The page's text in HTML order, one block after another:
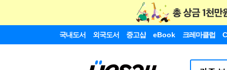
국내도서 외국도서 중고샵 eBook 크레마클럽